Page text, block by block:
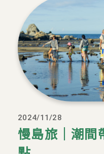
2024/11/28
慢島旅｜潮間